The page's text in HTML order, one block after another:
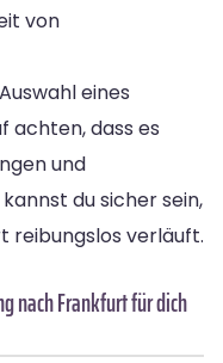
von
eines
achten, dass es
und
du sicher sein,
reibungslos verläuft.
nach Frankfurt für dich